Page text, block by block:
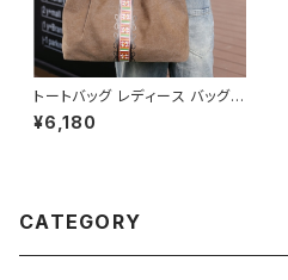
トートバッグ レディース バッグ
春夏 秋冬 春 夏 秋 冬 シンプル
トートバッグ バッグ かばん キャ
オフィスカジュアル デイリー お
上品 大人 10代 20代 30代 40
¥6,180
CATEGORY